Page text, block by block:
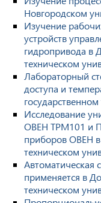
Новгородском
Изучение
устройств
гидропривода в
техническом
Лабораторный
доступа и
Исследование
ОВЕН ТРМ101 и
приборов ОВЕН
техническом
Автоматическая
применяется в
техническом